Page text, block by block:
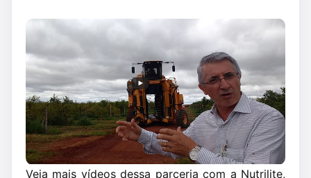
Veja mais vídeos dessa parceria com a Nutrilite,